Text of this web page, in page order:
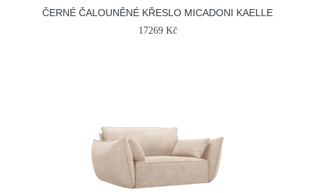
ČERNÉ ČALOUNĚNÉ KŘESLO MICADONI KAELLE
17269 Kč